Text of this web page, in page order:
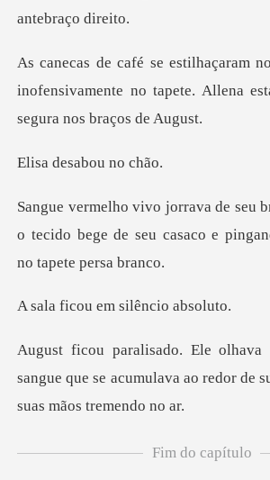
inofensivamente no tapete. Allena est
esabou
o tecido bege de seu casaco e p
u em silênc
sangue que se acumulava ao redor de
Fim do capítulo